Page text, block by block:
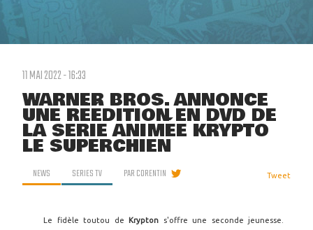
11 MAI 2022 - 16:33
WARNER BROS. ANNONCE
UNE RÉÉDITION EN DVD DE
LA SÉRIE ANIMÉE KRYPTO
LE SUPERCHIEN
NEWS SERIES TV PARCORENTIN Tweet
Le fidèle toutou de Krypton s'offre une seconde jeunesse.